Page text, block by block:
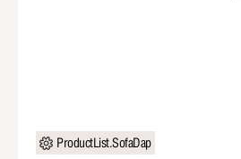
ProductList.SofaDap